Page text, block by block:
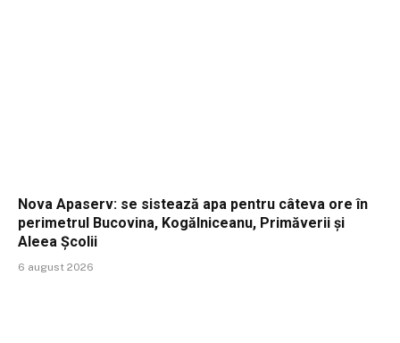
Nova Apaserv: se sistează apa pentru câteva ore în
perimetrul Bucovina, Kogălniceanu, Primăverii și
Aleea Școlii
6 august 2026